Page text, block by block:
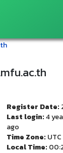
Register Date:
Last login:4
ago
Time Zone:
Local Time: